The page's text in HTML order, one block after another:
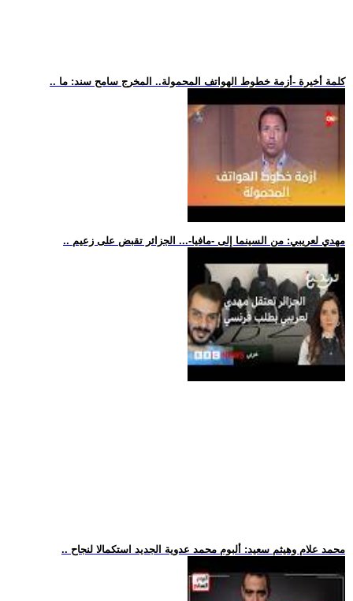
.. كلمة أخيرة -أزمة خطوط الهواتف المحمولة.. المخرج سامح سند: ما
.. مهدي لعريبي: من السينما إلى -مافيا-... الجزائر تقبض على زعيم
.. محمد علام وهيثم سعيد: ألبوم محمد عدوية الجديد استكمالا لنجاح